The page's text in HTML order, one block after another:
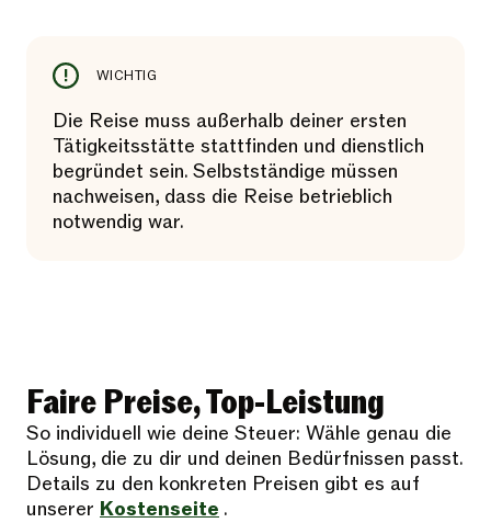
WICHTIG
Die Reise muss außerhalb deiner ersten
Tätigkeitsstätte stattfinden und dienstlich
begründet sein. Selbstständige müssen
nachweisen, dass die Reise betrieblich
notwendig war.
Faire Preise, Top-Leistung
So individuell wie deine Steuer: Wähle genau die
Lösung, die zu dir und deinen Bedürfnissen passt.
Details zu den konkreten Preisen gibt es auf
unserer Kostenseite .